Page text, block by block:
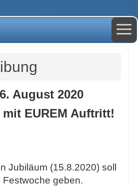
August 2020
EUREM Auftritt!
Jubiläum (15.8.2020) soll
Festwoche geben.